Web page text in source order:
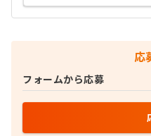
応
フォームから応募